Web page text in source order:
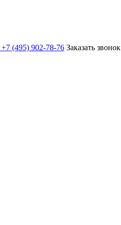
+7 (495) 902-78-76 Заказать звонок